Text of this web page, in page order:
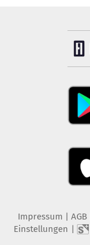
Impressum | AGB
Einstellungen |